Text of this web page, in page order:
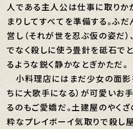
人である主人公は仕事に取りか
まりしてすべてを準備する。ふ
営し（それが世を忍ぶ仮の姿だ
でなく殺しに使う畳針を砥石で
るような鋭く静かなとぎかただ。
小料理店にはまだ少女の面影
ちに大歌手になる）が可愛いお
るのもご愛嬌だ。土建屋のやく
粋なプレイボーイ気取りで殺し